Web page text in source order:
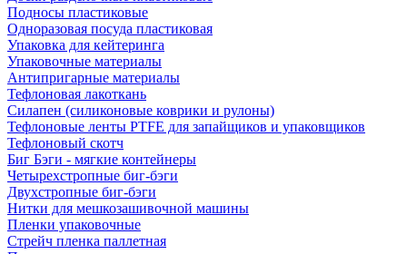
Подносы пластиковые
Одноразовая посуда пластиковая
Упаковка для кейтеринга
Упаковочные материалы
Антипригарные материалы
Тефлоновая лакоткань
Силапен (силиконовые коврики и рулоны)
Тефлоновые ленты PTFE для запайщиков и упаковщиков
Тефлоновый скотч
Биг Бэги - мягкие контейнеры
Четырехстропные биг-бэги
Двухстропные биг-бэги
Нитки для мешкозашивочной машины
Пленки упаковочные
Стрейч пленка паллетная